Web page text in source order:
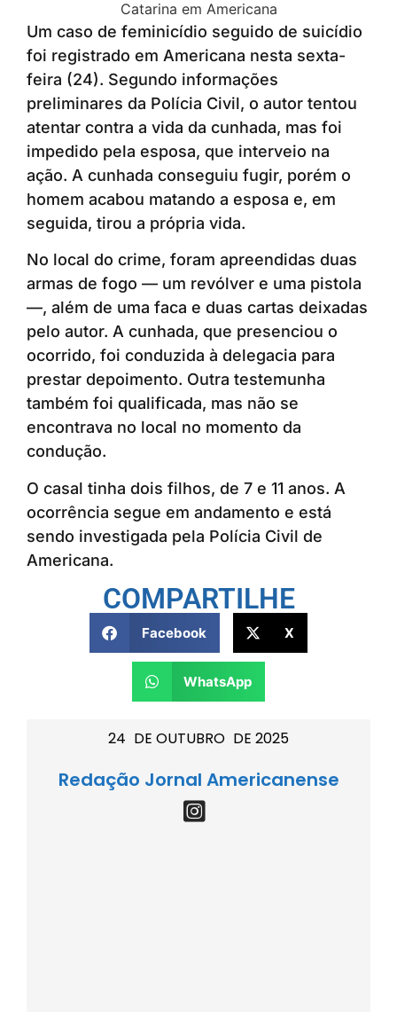
24 DE OUTUBRO DE 2025
Redação Jornal Americanense
Um caso de feminicídio seguido de suicídio
foi registrado em Americana nesta sexta-
feira (24). Segundo informações
preliminares da Polícia Civil, o autor tentou
atentar contra a vida da cunhada, mas foi
impedido pela esposa, que interveio na
ação. A cunhada conseguiu fugir, porém o
homem acabou matando a esposa e, em
seguida, tirou a própria vida.
No local do crime, foram apreendidas duas
armas de fogo — um revólver e uma pistola
—, além de uma faca e duas cartas deixadas
pelo autor. A cunhada, que presenciou o
ocorrido, foi conduzida à delegacia para
prestar depoimento. Outra testemunha
também foi qualificada, mas não se
encontrava no local no momento da
condução.
O casal tinha dois filhos, de 7 e 11 anos. A
ocorrência segue em andamento e está
sendo investigada pela Polícia Civil de
Americana.
COMPARTILHE
Facebook X
WhatsApp